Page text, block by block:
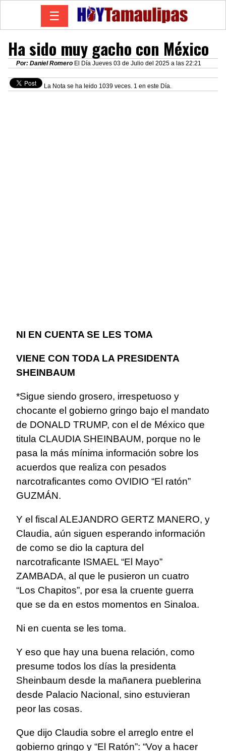
☰
Ha sido muy gacho con México
Por: Daniel Romero El Día Jueves 03 de Julio del 2025 a las 22:21
La Nota se ha leido 1039 veces. 1 en este Día.
NI EN CUENTA SE LES TOMA
VIENE CON TODA LA PRESIDENTA
SHEINBAUM
*Sigue siendo grosero, irrespetuoso y
chocante el gobierno gringo bajo el mandato
de DONALD TRUMP, con el de México que
titula CLAUDIA SHEINBAUM, porque no le
pasa la más mínima información sobre los
acuerdos que realiza con pesados
narcotraficantes como OVIDIO “El ratón”
GUZMÁN.
Y el fiscal ALEJANDRO GERTZ MANERO, y
Claudia, aún siguen esperando información
de como se dio la captura del
narcotraficante ISMAEL “El Mayo”
ZAMBADA, al que le pusieron un cuatro
“Los Chapitos”, por esa la cruente guerra
que se da en estos momentos en Sinaloa.
Ni en cuenta se les toma.
Y eso que hay una buena relación, como
presume todos los días la presidenta
Sheinbaum desde la mañanera pueblerina
desde Palacio Nacional, sino estuvieran
peor las cosas.
Que dijo Claudia sobre el arreglo entre el
gobierno gringo y “El Ratón”: “Voy a hacer